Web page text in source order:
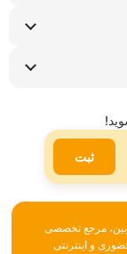
ثبت
مرجع تخصصی
و اینترنتی